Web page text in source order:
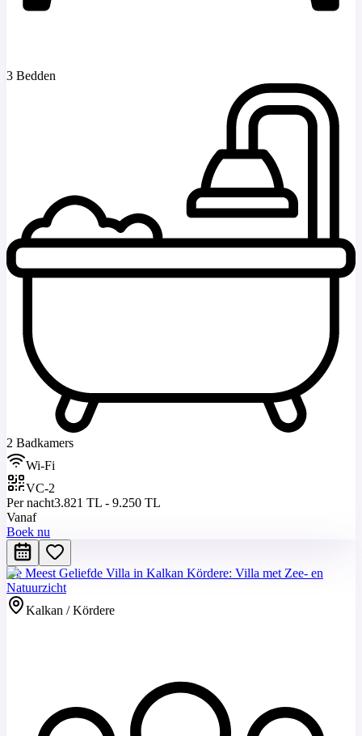
3 Bedden
2 Badkamers
Wi-Fi
VC-2
Per nacht3.821 TL - 9.250 TL
Vanaf
Boek nu
De Meest Geliefde Villa in Kalkan Kördere: Villa met Zee- en
Natuurzicht
Kalkan / Kördere